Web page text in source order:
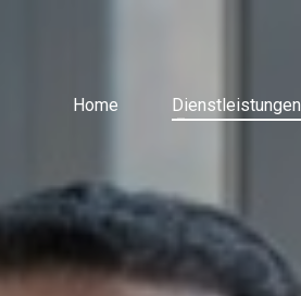
Home Dienstleistungen